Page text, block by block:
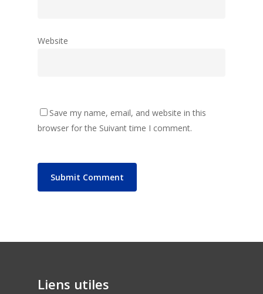
Website
Save my name, email, and website in this
browser for the Suivant time I comment.
Liens utiles